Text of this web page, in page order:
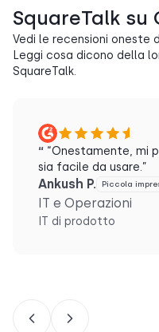
SquareTalk su
Vedi le recensioni oneste
Leggi cosa dicono della
SquareTalk.
“ “Onestamente, mi
sia facile da usare.”
Ankush P. Piccola
IT e Operazioni
IT di prodotto